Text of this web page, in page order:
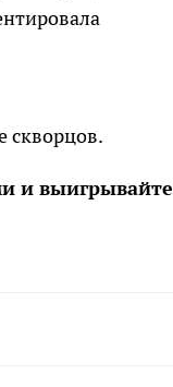
скворцов.
и выигрывайте